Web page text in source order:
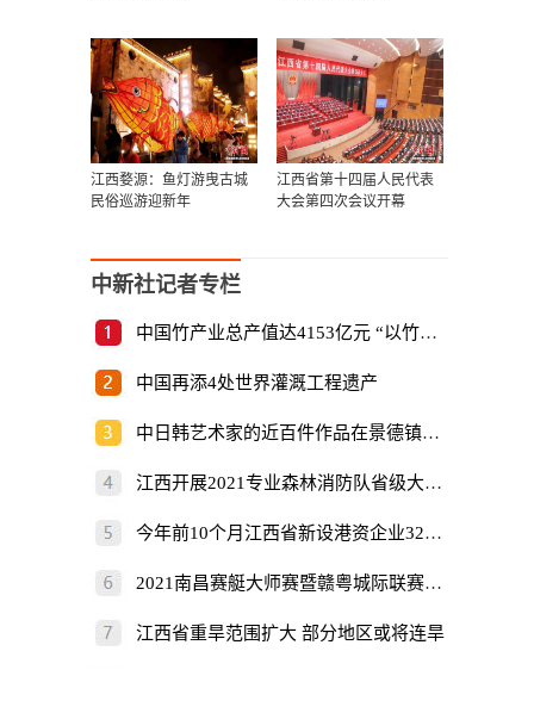
江西婺源：鱼灯游曳古城
民俗巡游迎新年
江西省第十四届人民代表
大会第四次会议开幕
中新社记者专栏
中国竹产业总产值达4153亿元 “以竹代塑”倡
中国再添4处世界灌溉工程遗产
中日韩艺术家的近百件作品在景德镇展出
江西开展2021专业森林消防队省级大比武
今年前10个月江西省新设港资企业325家
2021南昌赛艇大师赛暨赣粤城际联赛开赛
江西省重旱范围扩大 部分地区或将连旱